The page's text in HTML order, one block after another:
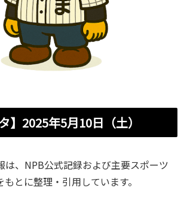
】2025年5月10日（土）
、NPB公式記録および主要スポーツ
とに整理・引用しています。